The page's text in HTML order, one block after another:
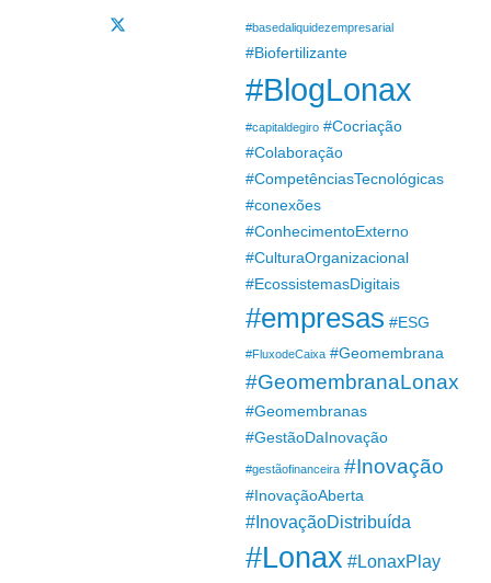
#basedaliquidezempresarial
#Biofertilizante
#BlogLonax
#capitaldegiro #Cocriação
#Colaboração
#CompetênciasTecnológicas
#conexões
#ConhecimentoExterno
#CulturaOrganizacional
#EcossistemasDigitais
#empresas #ESG
#FluxodeCaixa #Geomembrana
#GeomembranaLonax
#Geomembranas
#GestãoDaInovação
#gestãofinanceira #Inovação
#InovaçãoAberta
#InovaçãoDistribuída
#Lonax #LonaxPlay